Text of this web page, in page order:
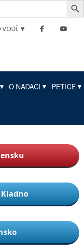
VODĚ
O NADACI PETICE